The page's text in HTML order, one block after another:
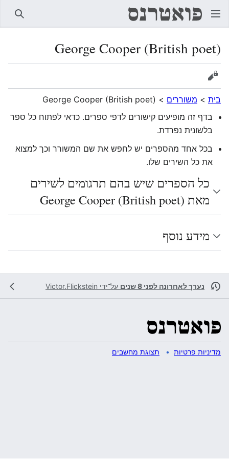
George Cooper (British poet)
הצגת מקור
בית > משוררים >
George Cooper (British poet)
בדף זה מופיעים קישורים לדפי ספרים. כדאי לפתוח כל ספר
בלשונית נפרדת.
בכל אחד מהספרים יש לחפש את שם המשורר וכך למצוא
את כל השירים שלו.
כל הספרים שיש בהם תרגומים לשירים
מאת George Cooper (British poet)
מידע נוסף
נערך לאחרונה לפני 8 שנים על־ידי Victor.Flickstein
מדיניות פרטיות תצוגת מחשבים